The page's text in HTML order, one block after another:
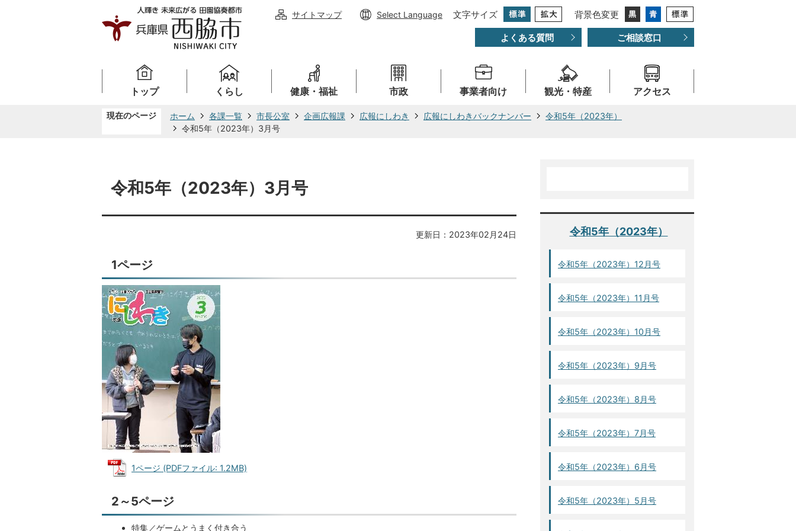
サイトマップ Select Language 文字サイズ 背景色変更
よくある質問 ご相談窓口
トップ くらし 健康・福祉 市政 事業者向け 観光・特産 アクセス
現在のページ ホーム 各課一覧 市長公室 企画広報課 広報にしわき 広報にしわきバックナンバー
令和5年（2023年）
令和5年（2023年）3月号
令和5年（2023年）3月号
更新日：2023年02月24日
1ページ
1ページ (PDFファイル: 1.2MB)
2～5ページ
特集／ゲームとうまく付き合う
令和5年（2023年）
令和5年（2023年）12月号
令和5年（2023年）11月号
令和5年（2023年）10月号
令和5年（2023年）9月号
令和5年（2023年）8月号
令和5年（2023年）7月号
令和5年（2023年）6月号
令和5年（2023年）5月号